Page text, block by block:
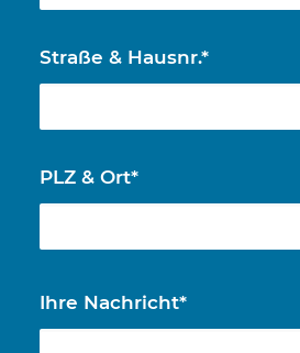
Straße & Hausnr.*
PLZ & Ort*
Ihre Nachricht*